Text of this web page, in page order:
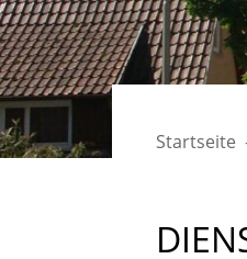
Startseite